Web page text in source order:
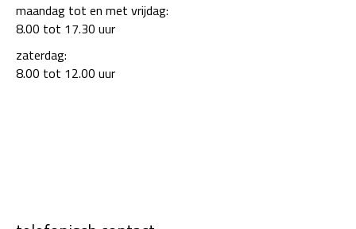
maandag tot en met vrijdag:
8.00 tot 17.30 uur
zaterdag:
8.00 tot 12.00 uur